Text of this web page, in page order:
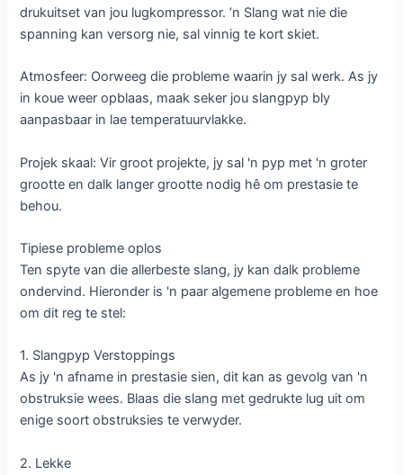
drukuitset van jou lugkompressor. ’n Slang wat nie die
spanning kan versorg nie, sal vinnig te kort skiet.
Atmosfeer: Oorweeg die probleme waarin jy sal werk. As jy
in koue weer opblaas, maak seker jou slangpyp bly
aanpasbaar in lae temperatuurvlakke.
Projek skaal: Vir groot projekte, jy sal 'n pyp met 'n groter
grootte en dalk langer grootte nodig hê om prestasie te
behou.
Tipiese probleme oplos
Ten spyte van die allerbeste slang, jy kan dalk probleme
ondervind. Hieronder is 'n paar algemene probleme en hoe
om dit reg te stel:
1. Slangpyp Verstoppings
As jy 'n afname in prestasie sien, dit kan as gevolg van 'n
obstruksie wees. Blaas die slang met gedrukte lug uit om
enige soort obstruksies te verwyder.
2. Lekke